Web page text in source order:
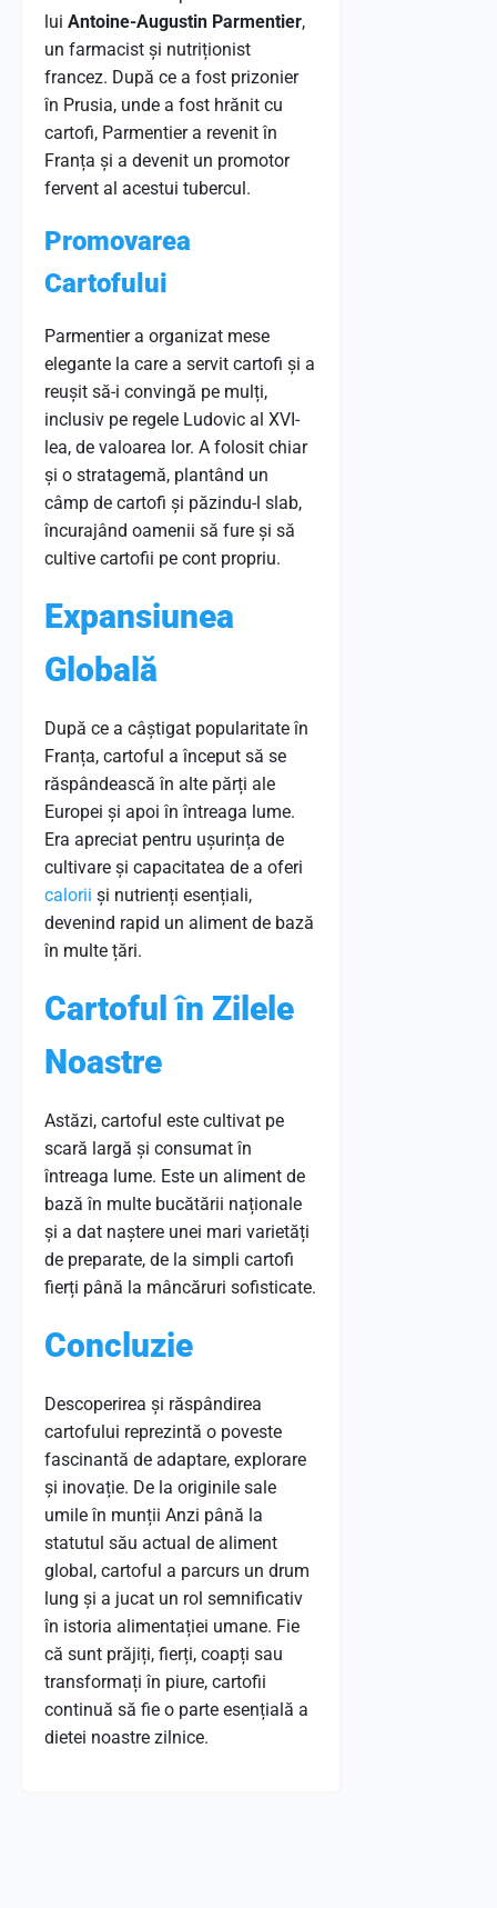
lui Antoine-Augustin Parmentier,
un farmacist și nutriționist
francez. După ce a fost prizonier
în Prusia, unde a fost hrănit cu
cartofi, Parmentier a revenit în
Franța și a devenit un promotor
fervent al acestui tubercul.
Promovarea
Cartofului
Parmentier a organizat mese
elegante la care a servit cartofi și a
reușit să-i convingă pe mulți,
inclusiv pe regele Ludovic al XVI-
lea, de valoarea lor. A folosit chiar
și o stratagemă, plantând un
câmp de cartofi și păzindu-l slab,
încurajând oamenii să fure și să
cultive cartofii pe cont propriu.
Expansiunea
Globală
După ce a câștigat popularitate în
Franța, cartoful a început să se
răspândească în alte părți ale
Europei și apoi în întreaga lume.
Era apreciat pentru ușurința de
cultivare și capacitatea de a oferi
calorii și nutrienți esențiali,
devenind rapid un aliment de bază
în multe țări.
Cartoful în Zilele
Noastre
Astăzi, cartoful este cultivat pe
scară largă și consumat în
întreaga lume. Este un aliment de
bază în multe bucătării naționale
și a dat naștere unei mari varietăți
de preparate, de la simpli cartofi
fierți până la mâncăruri sofisticate.
Concluzie
Descoperirea și răspândirea
cartofului reprezintă o poveste
fascinantă de adaptare, explorare
și inovație. De la originile sale
umile în munții Anzi până la
statutul său actual de aliment
global, cartoful a parcurs un drum
lung și a jucat un rol semnificativ
în istoria alimentației umane. Fie
că sunt prăjiți, fierți, coapți sau
transformați în piure, cartofii
continuă să fie o parte esențială a
dietei noastre zilnice.